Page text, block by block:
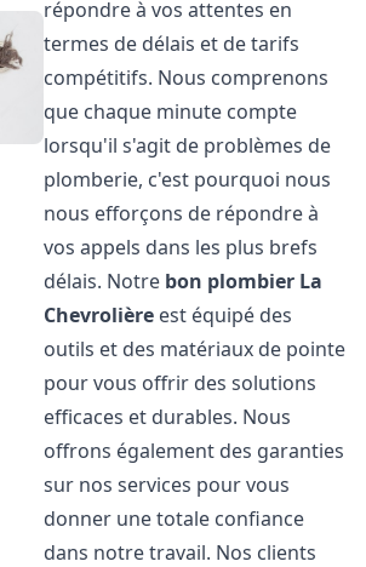
répondre à vos attentes en
termes de délais et de tarifs
compétitifs. Nous comprenons
que chaque minute compte
lorsqu'il s'agit de problèmes de
plomberie, c'est pourquoi nous
nous efforçons de répondre à
vos appels dans les plus brefs
délais. Notre bon plombier La
Chevrolière est équipé des
outils et des matériaux de pointe
pour vous offrir des solutions
efficaces et durables. Nous
offrons également des garanties
sur nos services pour vous
donner une totale confiance
dans notre travail. Nos clients